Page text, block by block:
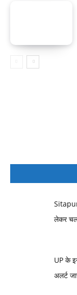
Sitapur
लेकर चल
UP के
अलर्ट